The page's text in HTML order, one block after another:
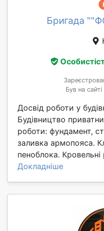
Бригада
Був на
Досвід роботи у
Будівництво
роботи: фундамент,
заливка армопояса.
пеноблока.
Докладніше